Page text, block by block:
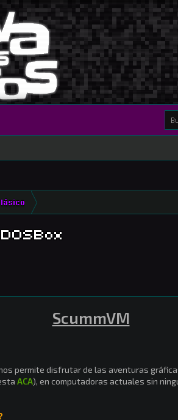
ScummVM
permite disfrutar de las aventuras
ACA), en computadoras actuales sin